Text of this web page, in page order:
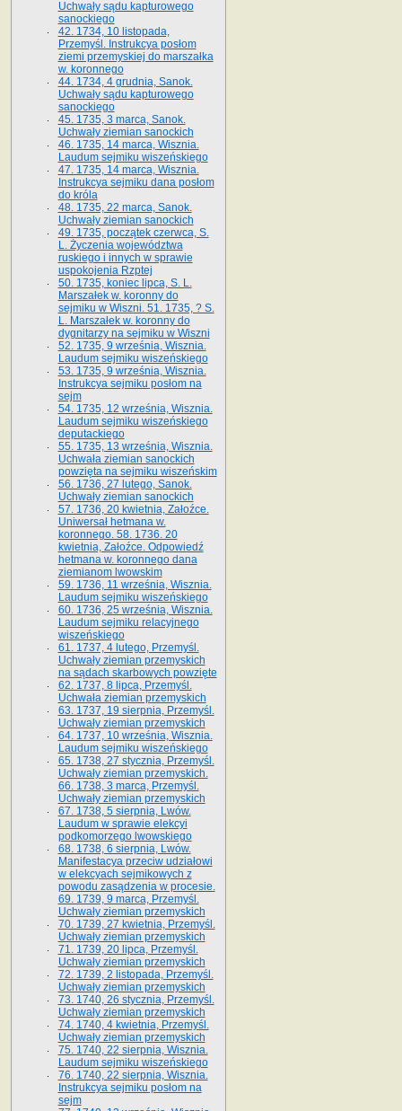
Uchwały sądu kapturowego
sanockiego
42. 1734, 10 listopada,
Przemyśl. Instrukcya posłom
ziemi przemyskiej do marszałka
w. koronnego
44. 1734, 4 grudnia, Sanok.
Uchwały sądu kapturowego
sanockiego
45. 1735, 3 marca, Sanok.
Uchwały ziemian sanockich
46. 1735, 14 marca, Wisznia.
Laudum sejmiku wiszeńskiego
47. 1735, 14 marca, Wisznia.
Instrukcya sejmiku dana posłom
do króla
48. 1735, 22 marca, Sanok.
Uchwały ziemian sanockich
49. 1735, początek czerwca, S.
L. Życzenia województwa
ruskiego i innych w sprawie
uspokojenia Rzptej
50. 1735, koniec lipca, S. L.
Marszałek w. koronny do
sejmiku w Wiszni. 51. 1735, ? S.
L. Marszałek w. koronny do
dygnitarzy na sejmiku w Wiszni
52. 1735, 9 września, Wisznia.
Laudum sejmiku wiszeńskiego
53. 1735, 9 września, Wisznia.
Instrukcya sejmiku posłom na
sejm
54. 1735, 12 września, Wisznia.
Laudum sejmiku wiszeńskiego
deputackiego
55. 1735, 13 września, Wisznia.
Uchwała ziemian sanockich
powzięta na sejmiku wiszeńskim
56. 1736, 27 lutego, Sanok.
Uchwały ziemian sanockich
57. 1736, 20 kwietnia, Załoźce.
Uniwersał hetmana w.
koronnego. 58. 1736. 20
kwietnia, Załoźce. Odpowiedź
hetmana w. koronnego dana
ziemianom lwowskim
59. 1736, 11 września, Wisznia.
Laudum sejmiku wiszeńskiego
60. 1736, 25 września, Wisznia.
Laudum sejmiku relacyjnego
wiszeńskiego
61. 1737, 4 lutego, Przemyśl.
Uchwały ziemian przemyskich
na sądach skarbowych powzięte
62. 1737, 8 lipca, Przemyśl.
Uchwała ziemian przemyskich
63. 1737, 19 sierpnia, Przemyśl.
Uchwały ziemian przemyskich
64. 1737, 10 września, Wisznia.
Laudum sejmiku wiszeńskiego
65. 1738, 27 stycznia, Przemyśl.
Uchwały ziemian przemyskich­­.
66. 1738, 3 marca, Przemyśl.
Uchwały ziemian przemyskich­
67. 1738, 5 sierpnia, Lwów.
Laudum w sprawie elekcyi
podkomorzego lwowskiego
68. 1738, 6 sierpnia, Lwów.
Manifestacya przeciw udziałowi
w elekcyach sejmikowych z
powodu zasądzenia w procesie.
69. 1739, 9 marca, Przemyśl.
Uchwały ziemian przemyskich
70. 1739, 27 kwietnia, Przemyśl.
Uchwały ziemian przemyskich
71. 1739, 20 lipca, Przemyśl.
Uchwały ziemian przemyskich
72. 1739, 2 listopada, Przemyśl.
Uchwały ziemian przemyskich
73. 1740, 26 stycznia, Przemyśl.
Uchwały ziemian przemyskich
74. 1740, 4 kwietnia, Przemyśl.
Uchwały ziemian przemyskich
75. 1740, 22 sierpnia, Wisznia.
Laudum sejmiku wiszeńskiego
76. 1740, 22 sierpnia, Wisznia.
Instrukcya sejmiku posłom na
sejm